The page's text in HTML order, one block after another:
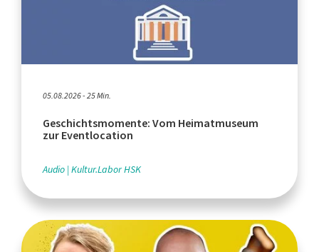
05.08.2026 - 25 Min.
Geschichtsmomente: Vom Heimatmuseum
zur Eventlocation
Audio Kultur.Labor HSK